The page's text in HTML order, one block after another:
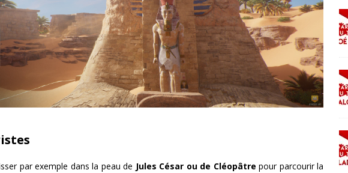
par exemple dans la peau de Jules César ou de Cléopâtre pour parcourir la